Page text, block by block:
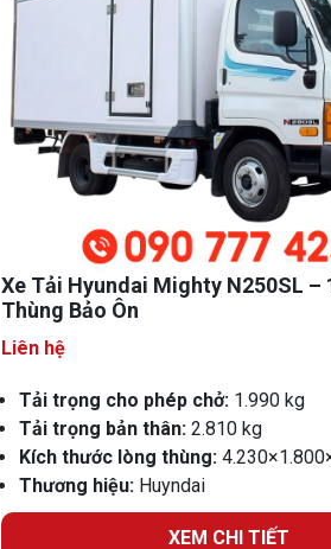
Xe Tải Hyundai Mighty N250SL –
Thùng Bảo Ôn
Liên hệ
Tải trọng cho phép chở: 1.990 kg
Tải trọng bản thân: 2.810 kg
Kích thước lòng thùng:
Thương hiệu: Huyndai
XEM CHI TIẾT